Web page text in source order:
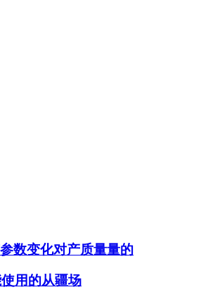
数变化对产质量量的
用的从疆场